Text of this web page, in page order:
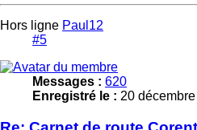
Hors ligne Paul12
#5
Messages : 620
Enregistré le : 20